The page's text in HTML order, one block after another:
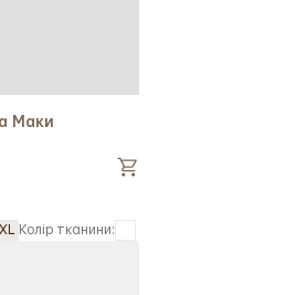
Маки
XL Колір тканини: